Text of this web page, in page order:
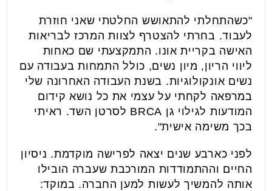
"כשהתחלתי להתאושש החלטתי שאני חוזרת
לעבוד. בחרתי להצטרף לצוות המרכז לבריאות
האישה בקריית אונו. התמקצעתי שם כאחות
ליווי הריון, מיון נשים, כולל התמחות בעבודה עם
נשים אונקולוגיות. בשנת העבודה האחרונה שלי
במרפאה לקחתי על עצמי את כל נושא קידום
המודעות לגילוי גן BRCA לסרטן השד. ראיתי
בכך משימה אישית".
לפני כארבע שנים יצאה לפרישה מוקדמת. ניסיון
החיים וההתמודדות המורכבת שעברה הובילו
אותה להמשיך לעשות למען החברה. במוקד: